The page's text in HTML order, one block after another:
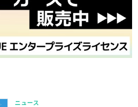
ニュース